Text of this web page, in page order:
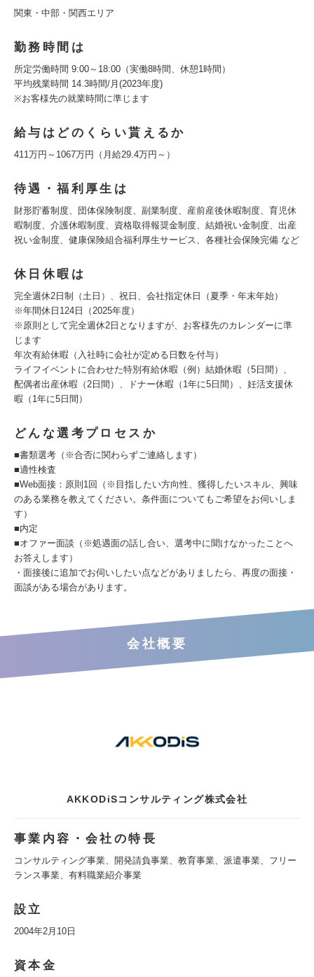
関東・中部・関西エリア
勤務時間は
所定労働時間 9:00～18:00（実働8時間、休憩1時間）
平均残業時間 14.3時間/月(2023年度)
※お客様先の就業時間に準じます
給与はどのくらい貰えるか
411万円～1067万円（月給29.4万円～）
待遇・福利厚生は
財形貯蓄制度、団体保険制度、副業制度、産前産後休暇制度、育児休
暇制度、介護休暇制度、資格取得報奨金制度、結婚祝い金制度、出産
祝い金制度、健康保険組合福利厚生サービス、各種社会保険完備 など
休日休暇は
完全週休2日制（土日）、祝日、会社指定休日（夏季・年末年始）
※年間休日124日（2025年度）
※原則として完全週休2日となりますが、お客様先のカレンダーに準
じます
年次有給休暇（入社時に会社が定める日数を付与）
ライフイベントに合わせた特別有給休暇（例）結婚休暇（5日間）、
配偶者出産休暇（2日間）、ドナー休暇（1年に5日間）、妊活支援休
暇（1年に5日間）
どんな選考プロセスか
■書類選考（※合否に関わらずご連絡します）
■適性検査
■Web面接：原則1回（※目指したい方向性、獲得したいスキル、興味
のある業務を教えてください。条件面についてもご希望をお伺いしま
す）
■内定
■オファー面談（※処遇面の話し合い、選考中に聞けなかったことへ
お答えします）
・面接後に追加でお伺いしたい点などがありましたら、再度の面接・
面談がある場合があります。
会社概要
AKKODiSコンサルティング株式会社
事業内容・会社の特長
コンサルティング事業、開発請負事業、教育事業、派遣事業、フリー
ランス事業、有料職業紹介事業
設立
2004年2月10日
資本金